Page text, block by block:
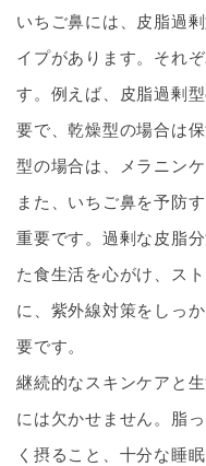
いちご鼻には、皮脂過
イプがあります。それ
す。例えば、皮脂過剰
要で、乾燥型の場合は
型の場合は、メラニンケ
また、いちご鼻を予防
重要です。過剰な皮脂
た食生活を心がけ、ス
に、紫外線対策をしっ
要です。
継続的なスキンケアと
には欠かせません。脂
く摂ること、十分な睡